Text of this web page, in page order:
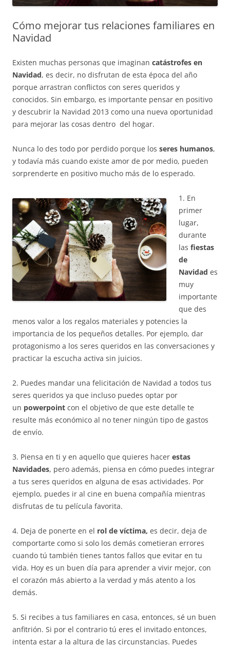
Cómo mejorar tus relaciones familiares en
Navidad
Existen muchas personas que imaginan catástrofes en
Navidad, es decir, no disfrutan de esta época del año
porque arrastran conflictos con seres queridos y
conocidos. Sin embargo, es importante pensar en positivo
y descubrir la Navidad 2013 como una nueva oportunidad
para mejorar las cosas dentro del hogar.
Nunca lo des todo por perdido porque los seres humanos,
y todavía más cuando existe amor de por medio, pueden
sorprenderte en positivo mucho más de lo esperado.
1. En
primer
lugar,
durante
las fiestas
de
Navidad es
muy
importante
que des
menos valor a los regalos materiales y potencies la
importancia de los pequeños detalles. Por ejemplo, dar
protagonismo a los seres queridos en las conversaciones y
practicar la escucha activa sin juicios.
2. Puedes mandar una felicitación de Navidad a todos tus
seres queridos ya que incluso puedes optar por
un powerpoint con el objetivo de que este detalle te
resulte más económico al no tener ningún tipo de gastos
de envío.
3. Piensa en ti y en aquello que quieres hacer estas
Navidades, pero además, piensa en cómo puedes integrar
a tus seres queridos en alguna de esas actividades. Por
ejemplo, puedes ir al cine en buena compañía mientras
disfrutas de tu película favorita.
4. Deja de ponerte en el rol de víctima, es decir, deja de
comportarte como si solo los demás cometieran errores
cuando tú también tienes tantos fallos que evitar en tu
vida. Hoy es un buen día para aprender a vivir mejor, con
el corazón más abierto a la verdad y más atento a los
demás.
5. Si recibes a tus familiares en casa, entonces, sé un buen
anfitrión. Si por el contrario tú eres el invitado entonces,
intenta estar a la altura de las circunstancias. Puedes